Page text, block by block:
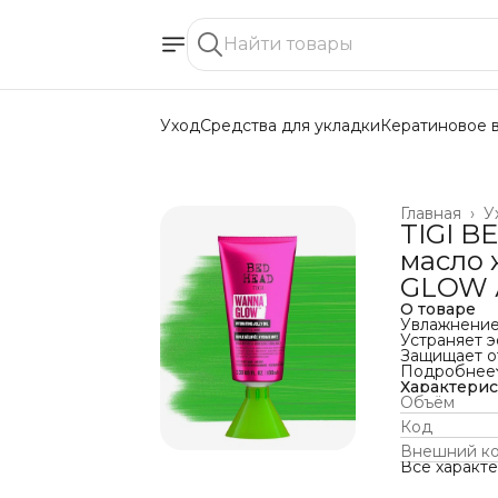
УходСредства для укладкиКератиновое
Главная ›
TIGI
масло
О товаре
Устраняет
Защищает
Придает
БЛЕСК
Объем:
Аромат:
Хочешь
питает
Волосы
Подробнее
Объём
Код
Внешний
Все